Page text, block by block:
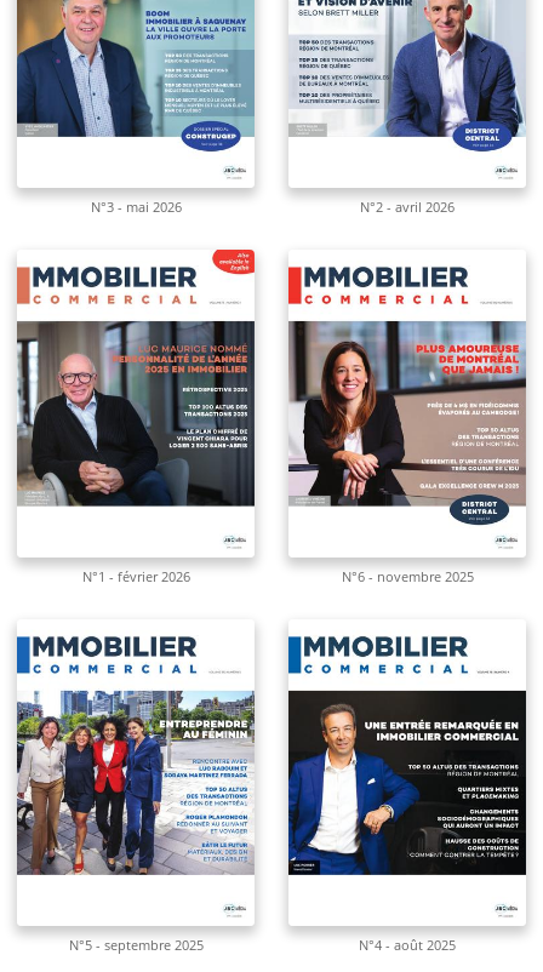
N°3 - mai 2026 N°2 - avril 2026
N°1 - février 2026 N°6 - novembre 2025
N°5 - septembre 2025 N°4 - août 2025